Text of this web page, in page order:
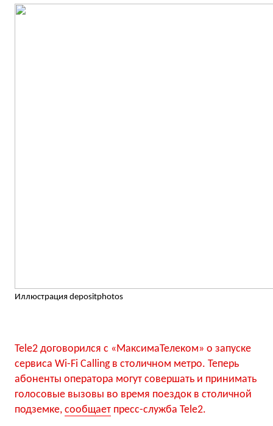
Иллюстрация depositphotos
Tele2 договорился с «МаксимаТелеком» о запуске
сервиса Wi-Fi Calling в столичном метро. Теперь
абоненты оператора могут совершать и принимать
голосовые вызовы во время поездок в столичной
подземке, сообщает пресс-служба Tele2.